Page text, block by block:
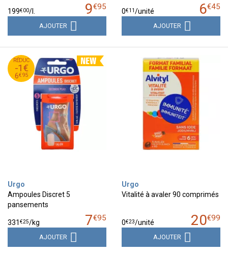
9€95
199€00/
AJOUTER
6€45
0€11/unité
AJOUTER
RÉDUC
-1€
6€95
7
€
95
6
€
95
Urgo
Ampoules Discret 5
pansements
7€95
331 €25/kg
AJOUTER
Urgo
Vitalité à avaler 90 comprimés
20€99
0€23/unité
AJOUTER